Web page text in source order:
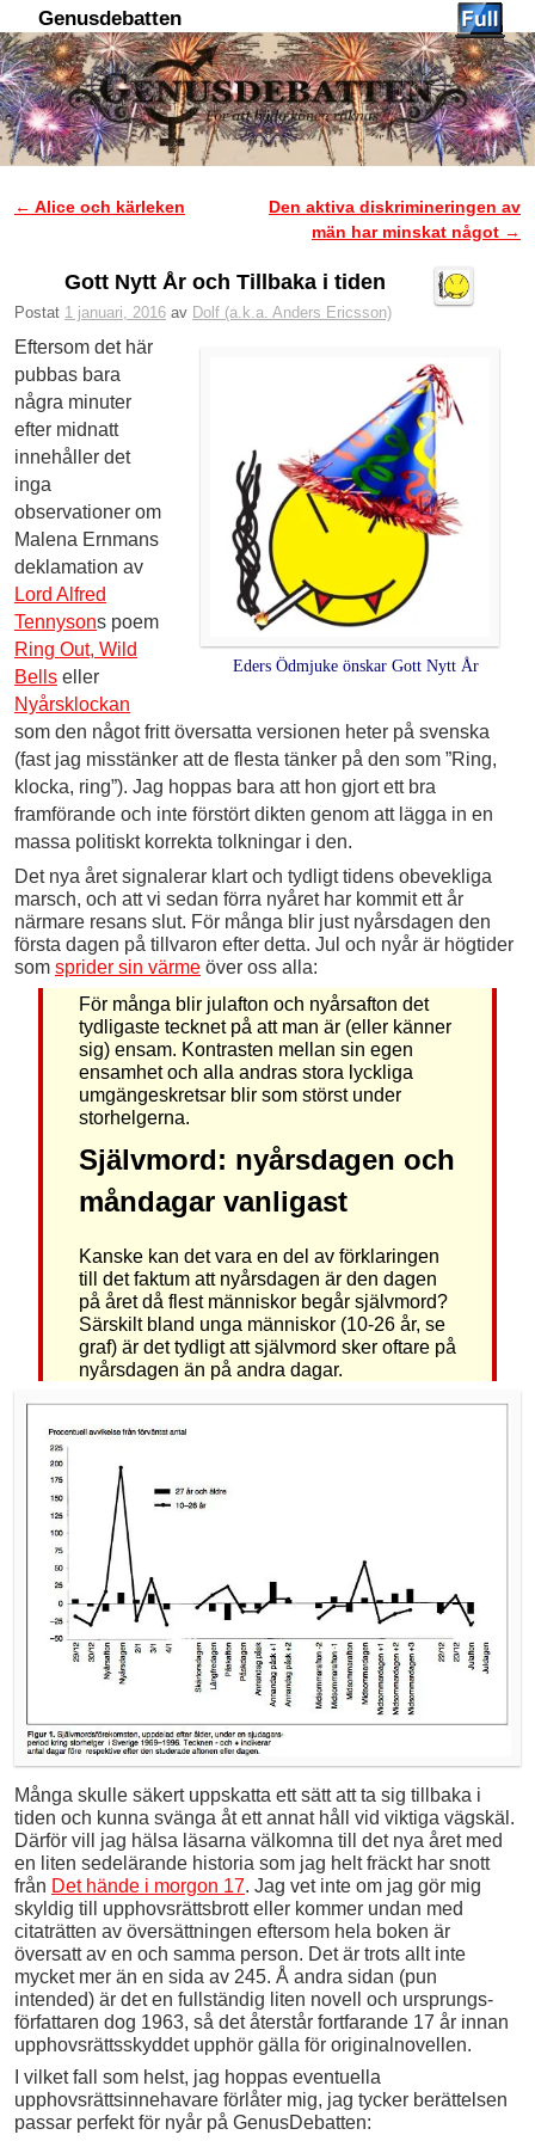
Genusdebatten
Inläggsnavigering
← Alice och kärleken
Den aktiva diskrimineringen av
män har minskat något →
Gott Nytt År och Tillbaka i tiden
Postat 1 januari, 2016 av Dolf (a.k.a. Anders Ericsson)
Eders Ödmjuke önskar Gott Nytt År
Eftersom det här
pubbas bara
några minuter
efter midnatt
innehåller det
inga
observationer om
Malena Ernmans
deklamation av
Lord Alfred
Tennysons poem
Ring Out, Wild
Bells eller
Nyårsklockan
som den något fritt översatta versionen heter på svenska
(fast jag misstänker att de flesta tänker på den som ”Ring,
klocka, ring”). Jag hoppas bara att hon gjort ett bra
framförande och inte förstört dikten genom att lägga in en
massa politiskt korrekta tolkningar i den.
Det nya året signalerar klart och tydligt tidens obevekliga
marsch, och att vi sedan förra nyåret har kommit ett år
närmare resans slut. För många blir just nyårsdagen den
första dagen på tillvaron efter detta. Jul och nyår är högtider
som sprider sin värme över oss alla:
För många blir julafton och nyårsafton det
tydligaste tecknet på att man är (eller känner
sig) ensam. Kontrasten mellan sin egen
ensamhet och alla andras stora lyckliga
umgängeskretsar blir som störst under
storhelgerna.
Självmord: nyårsdagen och
måndagar vanligast
Kanske kan det vara en del av förklaringen
till det faktum att nyårsdagen är den dagen
på året då flest människor begår självmord?
Särskilt bland unga människor (10-26 år, se
graf) är det tydligt att självmord sker oftare på
nyårsdagen än på andra dagar.
Många skulle säkert uppskatta ett sätt att ta sig tillbaka i
tiden och kunna svänga åt ett annat håll vid viktiga vägskäl.
Därför vill jag hälsa läsarna välkomna till det nya året med
en liten sedelärande historia som jag helt fräckt har snott
från Det hände i morgon 17. Jag vet inte om jag gör mig
skyldig till upphovsrättsbrott eller kommer undan med
citaträtten av översättningen eftersom hela boken är
översatt av en och samma person. Det är trots allt inte
mycket mer än en sida av 245. Å andra sidan (pun
intended) är det en fullständig liten novell och ursprungs­
författaren dog 1963, så det återstår fortfarande 17 år innan
upphovsrättsskyddet upphör gälla för originalnovellen.
I vilket fall som helst, jag hoppas eventuella
upphovsrättsinnehavare förlåter mig, jag tycker berättelsen
passar perfekt för nyår på GenusDebatten: